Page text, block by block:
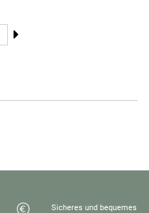
Sicheres und bequemes